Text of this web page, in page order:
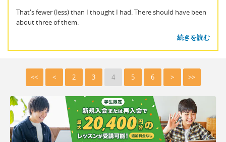
That's fewer (less) than I thought I had. There should have been
about three of them.
続きを読む
<< < 2 3 4 5 6 > >>